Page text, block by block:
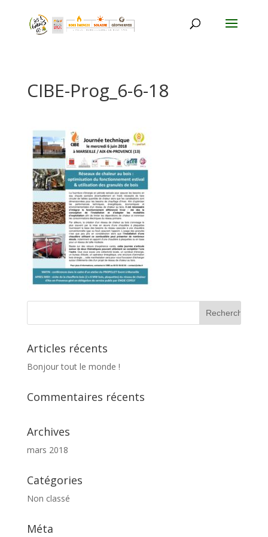
CIBE-Prog_6-6-18
Articles récents
Bonjour tout le monde !
Commentaires récents
Archives
mars 2018
Catégories
Non classé
Méta